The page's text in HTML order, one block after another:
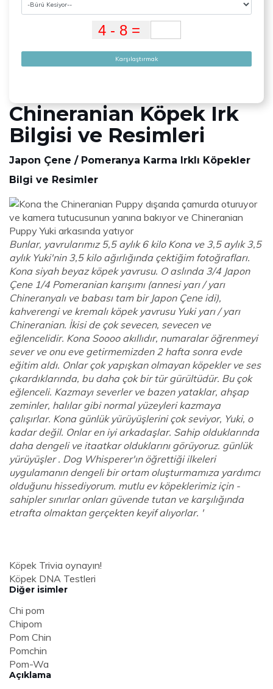
Karşılaştırmak
Chineranian Köpek Irk
Bilgisi ve Resimleri
Japon Çene / Pomeranya Karma Irklı Köpekler
Bilgi ve Resimler
Bunlar, yavrularımız 5,5 aylık 6 kilo Kona ve 3,5 aylık 3,5
aylık Yuki'nin 3,5 kilo ağırlığında çektiğim fotoğrafları.
Kona siyah beyaz köpek yavrusu. O aslında 3/4 Japon
Çene 1/4 Pomeranian karışımı (annesi yarı / yarı
Chineranyalı ve babası tam bir Japon Çene idi),
kahverengi ve kremalı köpek yavrusu Yuki yarı / yarı
Chineranian. İkisi de çok sevecen, sevecen ve
eğlencelidir. Kona Soooo akıllıdır, numaralar öğrenmeyi
sever ve onu eve getirmemizden 2 hafta sonra evde
eğitim aldı. Onlar çok yapışkan olmayan köpekler ve ses
çıkardıklarında, bu daha çok bir tür gürültüdür. Bu çok
eğlenceli. Kazmayı severler ve bazen yataklar, ahşap
zeminler, halılar gibi normal yüzeyleri kazmaya
çalışırlar. Kona günlük yürüyüşlerini çok seviyor, Yuki, o
kadar değil. Onlar en iyi arkadaşlar. Sahip olduklarında
daha dengeli ve itaatkar olduklarını görüyoruz. günlük
yürüyüşler . Dog Whisperer'ın öğrettiği ilkeleri
uygulamanın dengeli bir ortam oluşturmamıza yardımcı
olduğunu hissediyorum. mutlu ev köpeklerimiz için -
sahipler sınırlar onları güvende tutan ve karşılığında
etrafta olmaktan gerçekten keyif alıyorlar. '
Köpek Trivia oynayın!
Köpek DNA Testleri
Diğer isimler
Chi pom
Chipom
Pom Chin
Pomchin
Pom-Wa
Açıklama